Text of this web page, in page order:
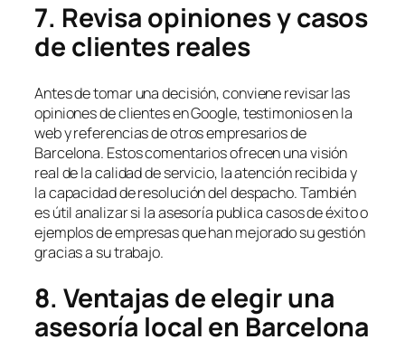
7. Revisa opiniones y casos
de clientes reales
Antes de tomar una decisión, conviene revisar las
opiniones de clientes en Google, testimonios en la
web y referencias de otros empresarios de
Barcelona. Estos comentarios ofrecen una visión
real de la calidad de servicio, la atención recibida y
la capacidad de resolución del despacho. También
es útil analizar si la asesoría publica casos de éxito o
ejemplos de empresas que han mejorado su gestión
gracias a su trabajo.
8. Ventajas de elegir una
asesoría local en Barcelona